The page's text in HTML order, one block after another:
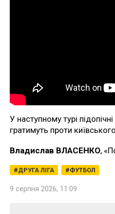
У наступному турі
гратимуть проти
Владислав ВЛАСЕНКО,
ДРУГА ЛІГА ФУТБОЛ
9 серпня 2026, 11:09